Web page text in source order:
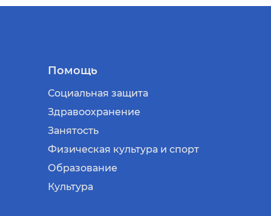
Помощь
Социальная защита
Здравоохранение
Занятость
Физическая культура и спорт
Образование
Культура